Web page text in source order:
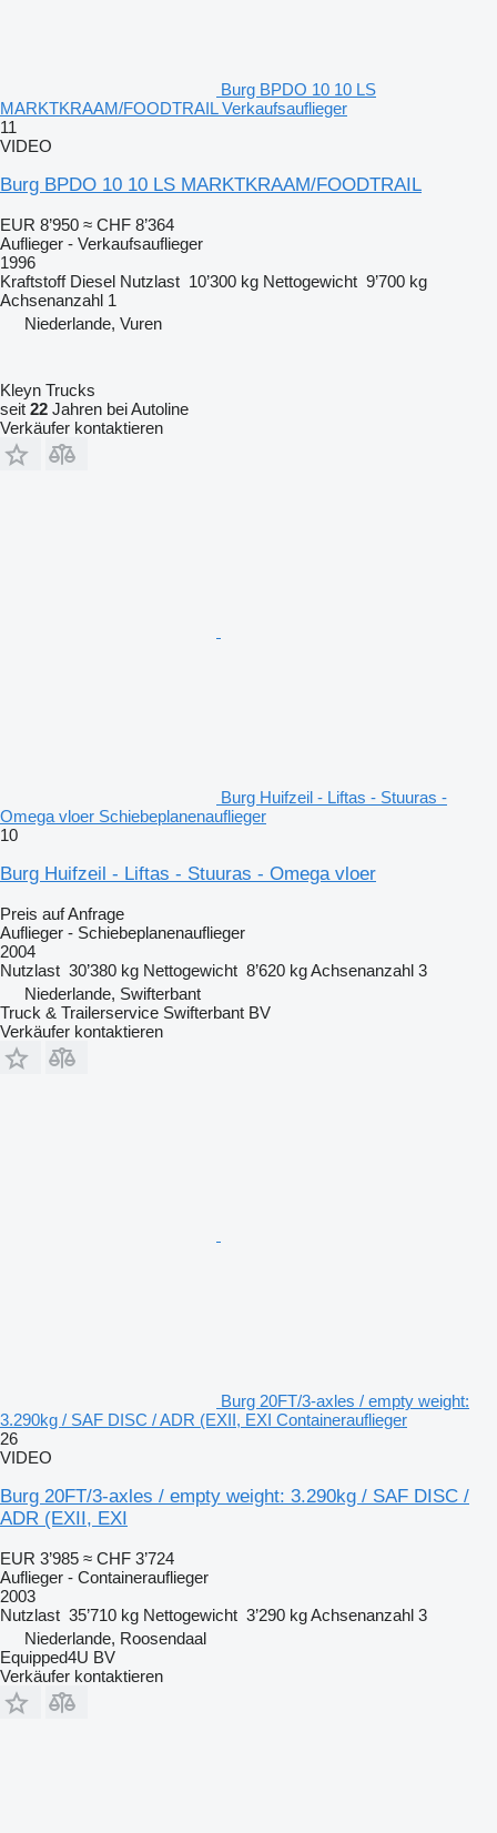
Burg BPDO 10 10 LS
MARKTKRAAM/FOODTRAIL Verkaufsauflieger
11
VIDEO
Burg BPDO 10 10 LS MARKTKRAAM/FOODTRAIL
EUR 8’950 ≈ CHF 8’364
Auflieger - Verkaufsauflieger
1996
Kraftstoff Diesel Nutzlast 10’300 kg Nettogewicht 9’700 kg
Achsenanzahl 1
Niederlande, Vuren
Kleyn Trucks
seit 22 Jahren bei Autoline
Verkäufer kontaktieren
Burg Huifzeil - Liftas - Stuuras -
Omega vloer Schiebeplanenauflieger
10
Burg Huifzeil - Liftas - Stuuras - Omega vloer
Preis auf Anfrage
Auflieger - Schiebeplanenauflieger
2004
Nutzlast 30’380 kg Nettogewicht 8’620 kgAchsenanzahl 3
Niederlande, Swifterbant
Truck & Trailerservice Swifterbant BV
Verkäufer kontaktieren
Burg 20FT/3-axles / empty weight:
3.290kg / SAF DISC / ADR (EXII, EXI Containerauflieger
26
VIDEO
Burg 20FT/3-axles / empty weight: 3.290kg / SAF DISC /
ADR (EXII, EXI
EUR 3’985 ≈ CHF 3’724
Auflieger - Containerauflieger
2003
Nutzlast 35’710 kg Nettogewicht 3’290 kgAchsenanzahl 3
Niederlande, Roosendaal
Equipped4U BV
Verkäufer kontaktieren